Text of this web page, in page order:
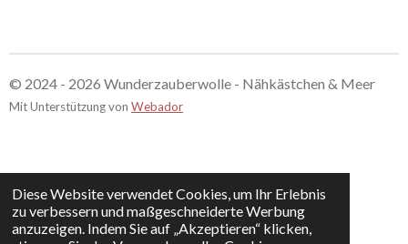
Diese Website verwendet Cookies, um Ihr Erlebnis
zu verbessern und maßgeschneiderte Werbung
anzuzeigen. Indem Sie auf „Akzeptieren“ klicken,
© 2024 - 2026 Wunderzauberwolle - Nähkästchen & Meer
Mit Unterstützung von Webador